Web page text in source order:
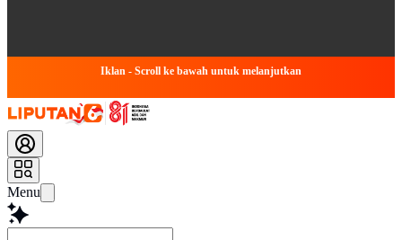
Iklan - Scroll ke bawah untuk melanjutkan
Menu